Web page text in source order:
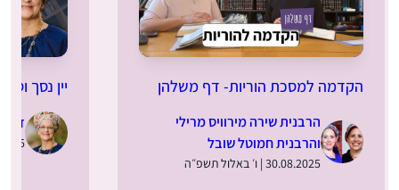
הקדמה למסכת הוריות- דף משלהן
הרבנית שירה מירוויס מרילי
והרבנית חמוטל שובל
30.08.2025 | ו׳ באלול תשפ״ה
יין נסך
ד”ר
28.08.2025